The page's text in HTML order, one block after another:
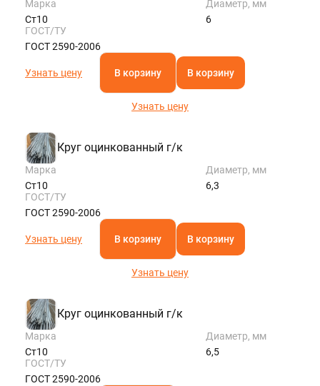
Марка
Ст10
Диаметр, мм
6
ГОСТ/ТУ
ГОСТ 2590-2006
Узнать цену В корзину В корзину
Узнать цену
Круг оцинкованный г/к
Марка
Ст10
Диаметр, мм
6,3
ГОСТ/ТУ
ГОСТ 2590-2006
Узнать цену В корзину В корзину
Узнать цену
Круг оцинкованный г/к
Марка
Ст10
Диаметр, мм
6,5
ГОСТ/ТУ
ГОСТ 2590-2006